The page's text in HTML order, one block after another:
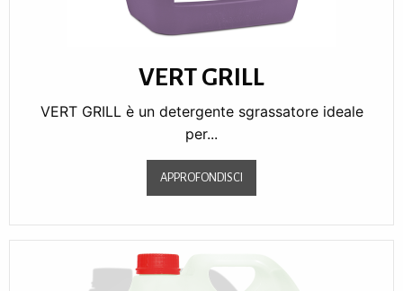
VERT GRILL
VERT GRILL è un detergente sgrassatore ideale
per...
APPROFONDISCI